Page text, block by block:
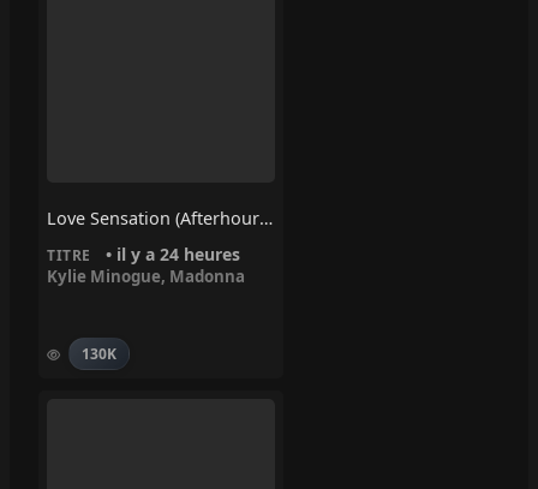
Love Sensation (Afterhours Mix) – Madonna, Kylie Minogue
TITRE • il y a 24 heures
Kylie Minogue, Madonna
130K